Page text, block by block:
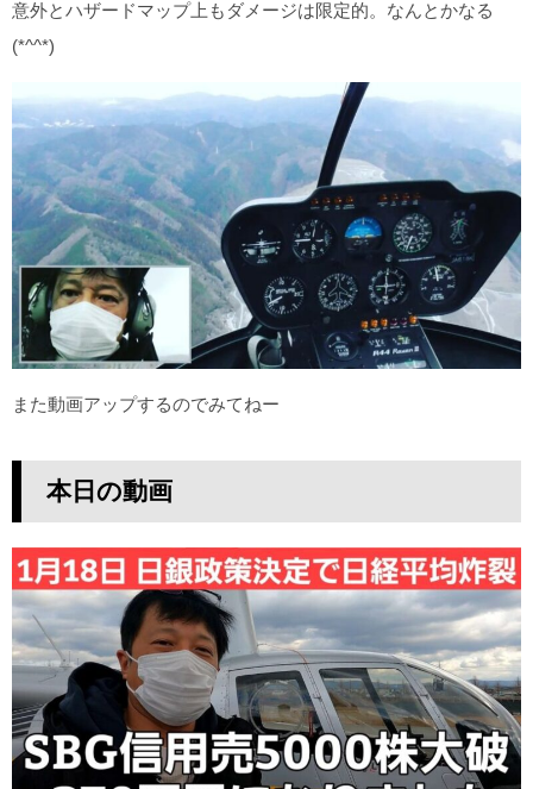
意外とハザードマップ上もダメージは限定的。なんとかなる
(*^^*)
また動画アップするのでみてねー
本日の動画